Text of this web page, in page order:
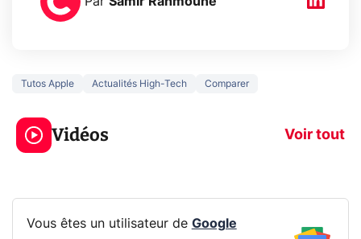
Tutos Apple Actualités High-Tech Comparer
Vidéos Voir tout
3 écrans en 1 pour
319€ ? Voici L'AOC
CQ32G4ZA !
prochaine
Vous êtes un utilisateur de Google